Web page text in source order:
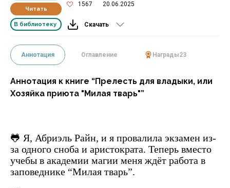
Читать
В библиотеку
1567
20.06.2025
Скачать
Аннотация Оглавление Награды23
Аннотация к книге “Прелесть для владыки, или
Хозяйка приюта "Милая тварь"”
🐸 Я, Абриэль Райн, и я провалила экзамен из-
за одного сноба и аристократа. Теперь вместо
учебы в академии магии меня ждёт работа в
заповеднике “Милая тварь”.